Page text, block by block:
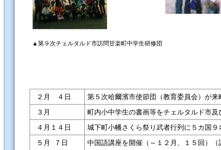
▲第９次チェルタルド市訪問甘楽町中学生研修団
２月 ４日
第５次哈爾濱市使節団（教育委員会）が
３月
町内小中学生の書画等をチェルタルド市及
４月１４日
城下町小幡さくら祭り武者行列に５カ国
５月 ７日
中国語講座を開催（～１２月、１５回）